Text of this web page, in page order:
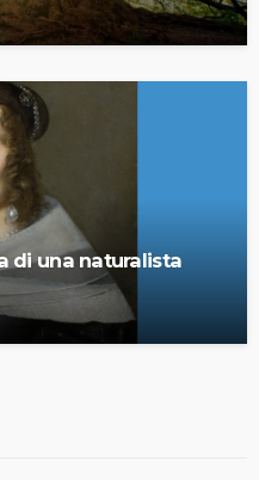
di una naturalista